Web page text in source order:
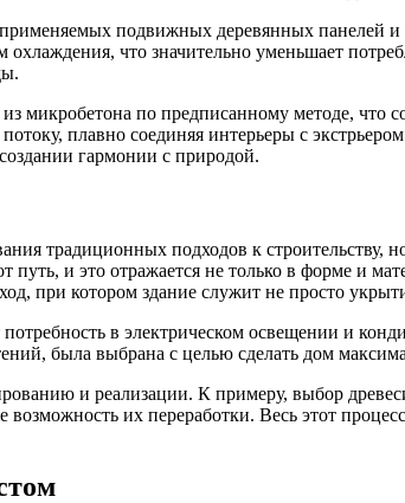
подвижных деревянных панелей
что значительно уменьшает
по предписанному методе, что
плавно соединяя интерьеры с
гармонии с природой.
традиционных подходов к
и это отражается не только в форме и
при котором здание служит не просто
в электрическом освещении и
была выбрана с целью сделать дом
и реализации. К примеру, выбор
их переработки. Весь этот